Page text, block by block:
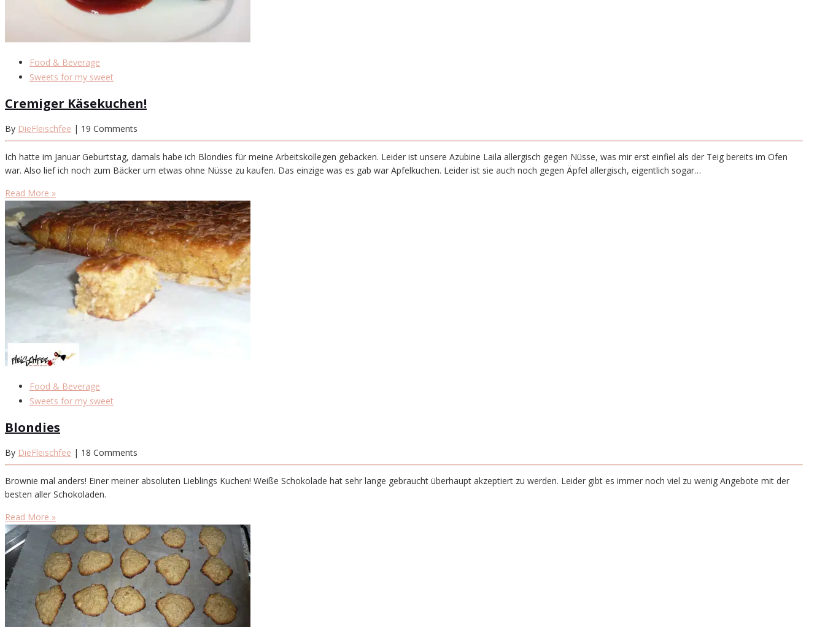
Food & Beverage
Sweets for my sweet
Cremiger Käsekuchen!
By DieFleischfee | 19 Comments
Ich hatte im Januar Geburtstag, damals habe ich Blondies für meine Arbeitskollegen gebacken. Leider ist unsere Azubine Laila allergisch gegen Nüsse, was mir erst einfiel als der Teig bereits im Ofen
war. Also lief ich noch zum Bäcker um etwas ohne Nüsse zu kaufen. Das einzige was es gab war Apfelkuchen. Leider ist sie auch noch gegen Äpfel allergisch, eigentlich sogar…
Read More »
Food & Beverage
Sweets for my sweet
Blondies
By DieFleischfee | 18 Comments
Brownie mal anders! Einer meiner absoluten Lieblings Kuchen! Weiße Schokolade hat sehr lange gebraucht überhaupt akzeptiert zu werden. Leider gibt es immer noch viel zu wenig Angebote mit der
besten aller Schokoladen.
Read More »